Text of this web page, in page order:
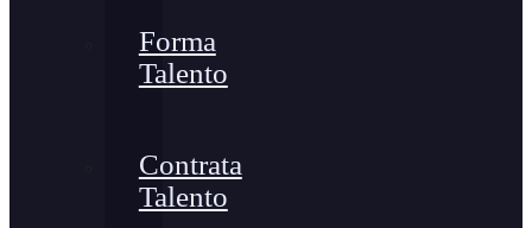
Forma
Talento
Contrata
Talento